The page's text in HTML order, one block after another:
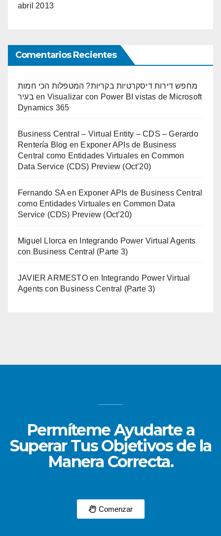
abril 2013
Comentarios Recientes
מחפש דירות דיסקרטיות בקריות? המטפלות הכי חמות
בעיר en Visualizar con Power BI vistas de Microsoft
Dynamics 365
Business Central – Virtual Entity – CDS – Gerardo
Rentería Blog en Exponer APIs de Business
Central como Entidades Virtuales en Common
Data Service (CDS) Preview (Oct’20)
Fernando SA en Exponer APIs de Business Central
como Entidades Virtuales en Common Data
Service (CDS) Preview (Oct’20)
Miguel Llorca en
Integrando Power Virtual Agents
con Business Central (Parte 3)
JAVIER ARMESTOen
Integrando Power Virtual
Agents con Business Central (Parte 3)
Permíteme Ayudarte a
Superar Tus Objetivos de la
Manera Correcta.
Comenzar